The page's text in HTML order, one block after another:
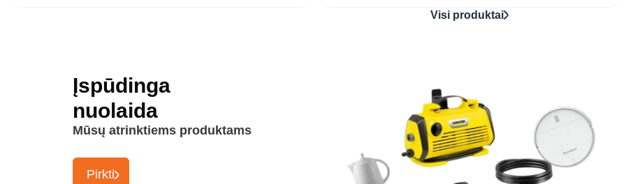
Visi produktai
Įspūdinga
nuolaida
Mūsų atrinktiems produktams
Pirkti